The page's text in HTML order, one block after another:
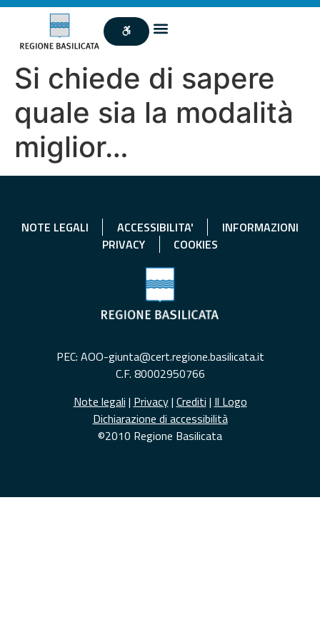
Si chiede di sapere
quale sia la modalità
miglior…
NOTE LEGALI ACCESSIBILITA'
INFORMAZIONI
PRIVACY
COOKIES
PEC: AOO-giunta@cert.regione.basilicata.it
C.F. 80002950766
Note legali | Privacy| Crediti | Il Logo
Dichiarazione di accessibilità
©2010 Regione Basilicata